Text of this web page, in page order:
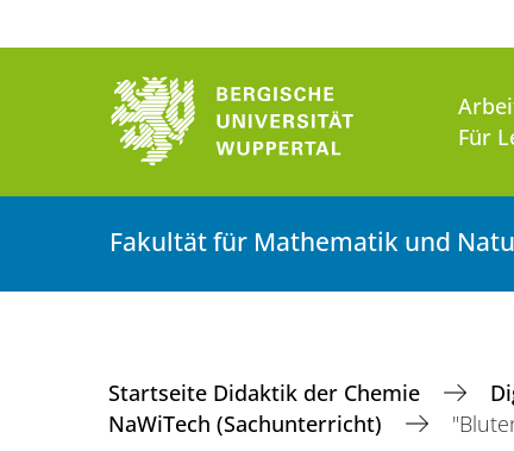
Für
Fakultät für Mathematik und
Startseite Didaktik der Chemie
NaWiTech (Sachunterricht)